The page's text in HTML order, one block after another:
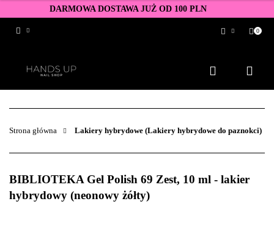
DARMOWA DOSTAWA JUŻ OD 100 PLN
Zarejestruj się
Dodaj zgłoszenie
Zgody cookies
0
Strona główna Lakiery hybrydowe (Lakiery hybrydowe do paznokci)
BIBLIOTEKA Gel Polish 69 Zest, 10 ml - lakier
hybrydowy (neonowy żółty)